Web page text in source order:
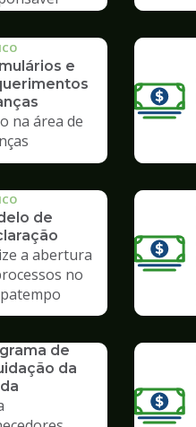
e
na área de
de
a abertura
no
de
da